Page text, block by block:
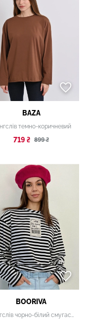
BAZA
темно-коричневий
719 ₴ 899 ₴
BOORIVA
Лонгслів чорно-білий смугастий